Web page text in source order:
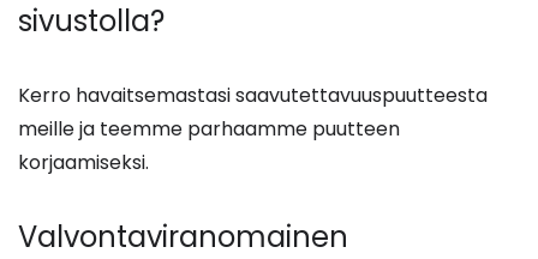
sivustolla?
Kerro havaitsemastasi saavutettavuuspuutteesta
meille ja teemme parhaamme puutteen
korjaamiseksi.
Valvontaviranomainen